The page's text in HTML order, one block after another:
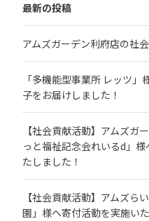
最新の投稿
アムズガーデン利府店の社
「多機能型事業所 レッツ
子をお届けしました！
【社会貢献活動】アムズガ
っと福祉記念会れいるd」
たしました！
【社会貢献活動】アムズら
園」様へ寄付活動を実施い